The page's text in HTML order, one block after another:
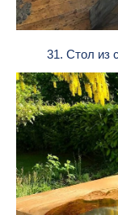
31. Стол из